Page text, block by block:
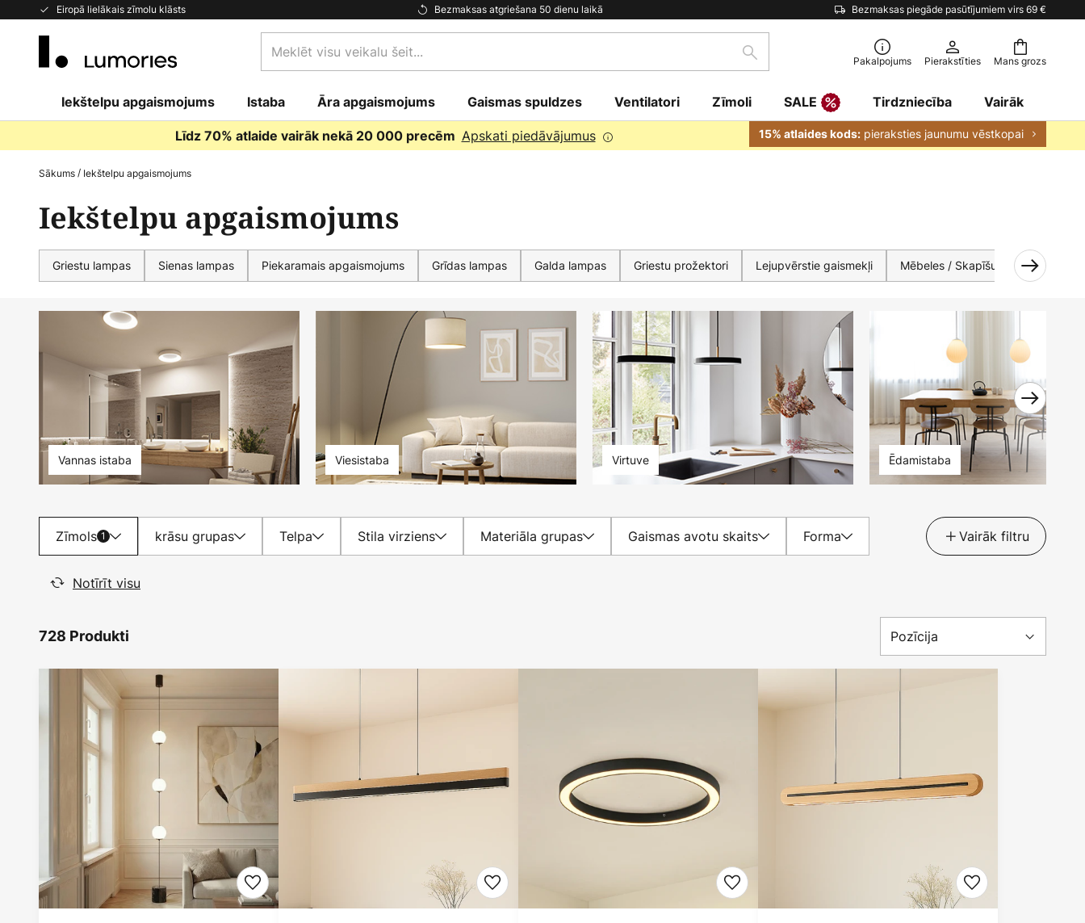
Eiropā lielākais zīmolu klāsts Bezmaksas atgriešana 50 dienu laikā Bezmaksas piegāde pasūtījumiem virs 69 €
Skip
Mans grozs
visu
šeit...
Meklēšana Pakalpojums Pierakstīties
Iekštelpu apgaismojums Istaba Āra apgaismojums Gaismas spuldzes Ventilatori Zīmoli SALE Tirdzniecība Vairāk
Līdz 70% atlaide vairāk nekā 20 000 precēm Apskati piedāvājumus 15% atlaides kods: pieraksties jaunumu vēstkopai
Sākums Iekštelpu apgaismojums
Iekštelpu apgaismojums
Griestu lampas Sienas lampas Piekaramais apgaismojums Grīdas lampas Galda lampas Griestu prožektori Lejupvērstie gaismekļi Mēbeles / Skapīšu gaismekļi
Vannas istaba Viesistaba Virtuve Ēdamistaba
Zīmols 1 krāsu grupas Telpa Stila virziens Materiāla grupas Gaismas avotu skaits Forma Vairāk filtru
Notīrīt visu
728 Produkti